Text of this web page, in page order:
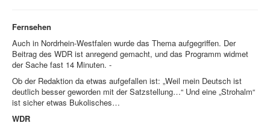
Fernsehen
Auch in Nordrhein-Westfalen wurde das Thema aufgegriffen. Der
Beitrag des WDR ist anregend gemacht, und das Programm widmet
der Sache fast 14 Minuten. -
Ob der Redaktion da etwas aufgefallen ist: „Weil mein Deutsch ist
deutlich besser geworden mit der Satzstellung…“ Und eine „Strohalm“
ist sicher etwas Bukolisches…
WDR